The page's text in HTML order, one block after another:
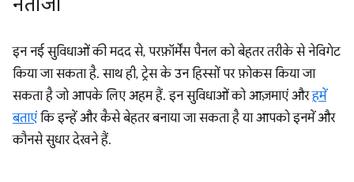
इन नई सुविधाओं की मदद से, परफ़ॉर्मेंस पैनल को बेहतर तरीके से नेविगेट
किया जा सकता है. साथ ही, ट्रेस के उन हिस्सों पर फ़ोकस किया जा
सकता है जो आपके लिए अहम हैं. इन सुविधाओं को आज़माएं औरहमें
बताएंकि इन्हें और कैसे बेहतर बनाया जा सकता है या आपको इनमें और
कौनसे सुधार देखने हैं.